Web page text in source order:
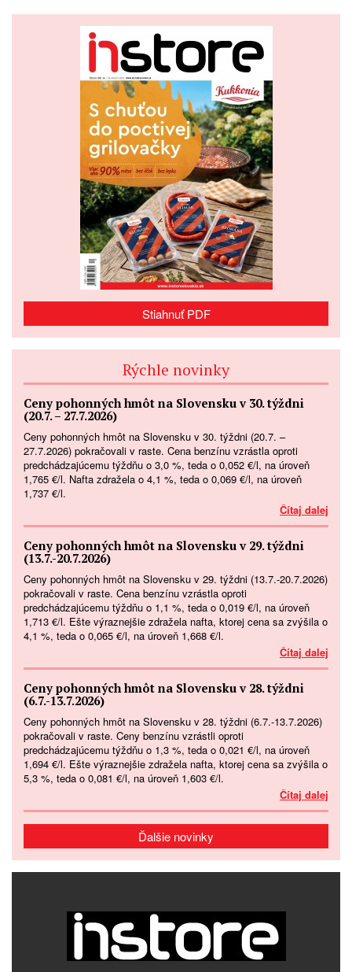
Stiahnuť PDF
Rýchle novinky
Ceny pohonných hmôt na Slovensku v 30. týždni
(20.7. – 27.7.2026)
Ceny pohonných hmôt na Slovensku v 30. týždni (20.7. –
27.7.2026) pokračovali v raste. Cena benzínu vzrástla oproti
predchádzajúcemu týždňu o 3,0 %, teda o 0,052 €/l, na úroveň
1,765 €/l. Nafta zdražela o 4,1 %, teda o 0,069 €/l, na úroveň
1,737 €/l.
Čítaj dalej
Ceny pohonných hmôt na Slovensku v 29. týždni
(13.7.-20.7.2026)
Ceny pohonných hmôt na Slovensku v 29. týždni (13.7.-20.7.2026)
pokračovali v raste. Cena benzínu vzrástla oproti
predchádzajúcemu týždňu o 1,1 %, teda o 0,019 €/l, na úroveň
1,713 €/l. Ešte výraznejšie zdražela nafta, ktorej cena sa zvýšila o
4,1 %, teda o 0,065 €/l, na úroveň 1,668 €/l.
Čítaj dalej
Ceny pohonných hmôt na Slovensku v 28. týždni
(6.7.-13.7.2026)
Ceny pohonných hmôt na Slovensku v 28. týždni (6.7.-13.7.2026)
pokračovali v raste. Ceny benzínu vzrástli oproti
predchádzajúcemu týždňu o 1,3 %, teda o 0,021 €/l, na úroveň
1,694 €/l. Ešte výraznejšie zdražela nafta, ktorej cena sa zvýšila o
5,3 %, teda o 0,081 €/l, na úroveň 1,603 €/l.
Čítaj dalej
Ďalšie novinky